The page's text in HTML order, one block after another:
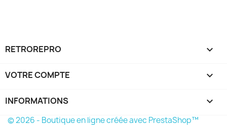
RETROREPRO 
VOTRE COMPTE 
INFORMATIONS keyboard_arrow_down
© 2026 - Boutique en ligne créée avec PrestaShop™